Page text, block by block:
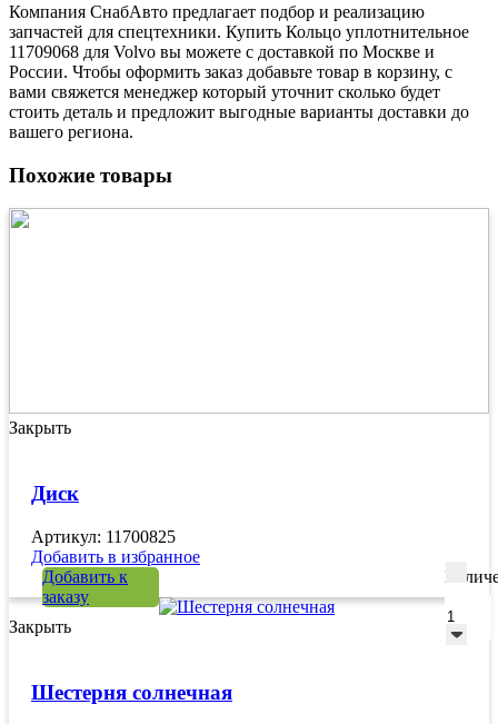
Компания СнабАвто предлагает подбор и реализацию
запчастей для спецтехники. Купить Кольцо уплотнительное
11709068 для Volvo вы можете с доставкой по Москве и
России. Чтобы оформить заказ добавьте товар в корзину, с
вами свяжется менеджер который уточнит сколько будет
стоить деталь и предложит выгодные варианты доставки до
вашего региона.
Похожие товары
Закрыть
Диск
Артикул: 11700825
Добавить в избранное
Добавить к
заказу
Закрыть
Шестерня солнечная